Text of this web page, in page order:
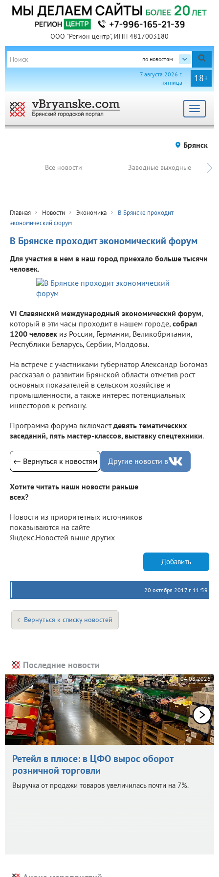
ООО "Регион центр", ИНН 4817003180
по новостям
18+
7 августа 2026 г.
пятница
Toggle
Брянск
Все новости Заводные выходные
Главная Новости Экономика
В Брянске проходит
экономический форум
В Брянске проходит экономический форум
Для участия в нем в наш город приехало больше тысячи
человек.
VI Славянский международный экономический форум,
который в эти часы проходит в нашем городе, собрал
1200 человек из России, Германии, Великобритании,
Республики Беларусь, Сербии, Молдовы.
На встрече с участниками губернатор Александр Богомаз
рассказал о развитии Брянской области отметив рост
основных показателей в сельском хозяйстве и
промышленности, а также интерес потенциальных
инвесторов к региону.
Программа форума включаетдевять тематических
заседаний, пять мастер-классов, выставку спецтехники.
← Вернуться к новостям Другие новости в
Хотите читать наши новости раньше
всех?
Новости из приоритетных источников
показываются на сайте
Яндекс.Новостей выше других
Добавить
20 октября 2017 г. 11:59
Вернуться к списку новостей
Последние новости
04.08.2026
Ретейл в плюсе: в ЦФО вырос оборот
розничной торговли
Выручка от продажи товаров увеличилась почти на 7%.